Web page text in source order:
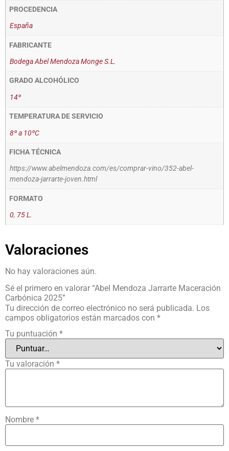
PROCEDENCIA
España
FABRICANTE
Bodega Abel Mendoza Monge S.L.
GRADO ALCOHÓLICO
14º
TEMPERATURA DE SERVICIO
8º a 10ºC
FICHA TÉCNICA
https://www.abelmendoza.com/es/comprar-vino/352-abel-
mendoza-jarrarte-joven.html
FORMATO
0, 75 L.
Valoraciones
No hay valoraciones aún.
Sé el primero en valorar “Abel Mendoza Jarrarte Maceración
Carbónica 2025”
Tu dirección de correo electrónico no será publicada. Los
campos obligatorios están marcados con *
Tu puntuación *
Tu valoración *
Nombre *